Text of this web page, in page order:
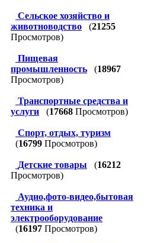
Сельское хозяйство и
животноводство
(21255
Просмотров)
Пищевая
промышленность
(18967
Просмотров)
Транспортные средства и
услуги
(17668 Просмотров)
Спорт, отдых, туризм
(16799 Просмотров)
Детские товары (16212
Просмотров)
Аудио,фото-видео,бытовая
техника и
электрооборудование
(16197 Просмотров)